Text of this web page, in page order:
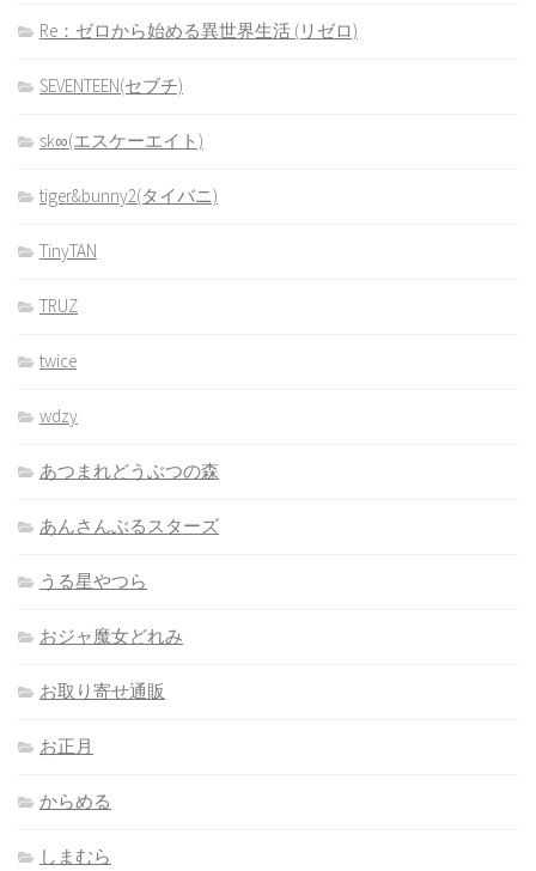
Re：ゼロから始める異世界生活 (リゼロ)
SEVENTEEN(セブチ)
sk∞(エスケーエイト)
tiger&bunny2(タイバニ)
TinyTAN
TRUZ
twice
wdzy
あつまれどうぶつの森
あんさんぶるスターズ
うる星やつら
おジャ魔女どれみ
お取り寄せ通販
お正月
からめる
しまむら